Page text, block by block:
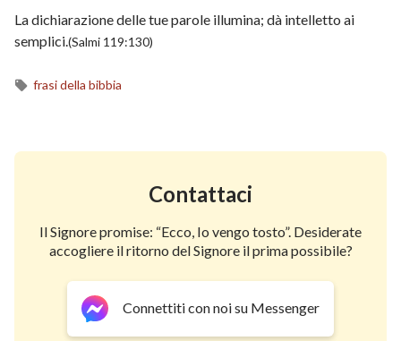
La dichiarazione delle tue parole illumina; dà intelletto ai
semplici.(Salmi 119:130)
frasi della bibbia
Contattaci
Il Signore promise: “Ecco, Io vengo tosto”. Desiderate
accogliere il ritorno del Signore il prima possibile?
Connettiti con noi su Messenger